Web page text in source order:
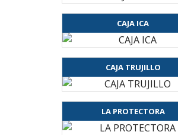
CAJA ICA
CAJA TRUJILLO
LA PROTECTORA